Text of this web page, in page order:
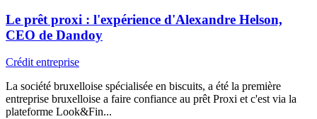
Le prêt proxi : l'expérience d'Alexandre Helson,
CEO de Dandoy
Crédit entreprise
La société bruxelloise spécialisée en biscuits, a été la première
entreprise bruxelloise a faire confiance au prêt Proxi et c'est via la
plateforme Look&Fin...